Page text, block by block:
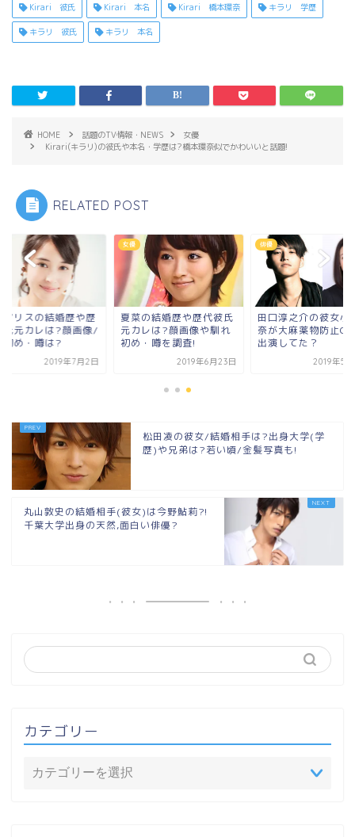
Kirari 彼氏 Kirari 本名 Kirari 橋本環奈 キラリ 学歴
キラリ 彼氏 キラリ 本名
HOME 話題のTV情報・NEWS
女優
Kirari(キラリ)の彼氏や本名・学歴は?橋本環奈似でかわいいと話題!
RELATED POST
アリスの結婚歴や歴
氏元カレは?顔画像/
初め・噂は?
2019年7月2日
女優
夏菜の結婚歴や歴代彼氏
元カレは?顔画像や馴れ
初め・噂を調査!
2019年6月23日
俳優
田口淳之介の彼女小
奈が大麻薬物防止
出演してた？
2019年5
松田凌の彼女/結婚相手は?出身大学(学
歴)や兄弟は?若い頃/金髪写真も!
丸山敦史の結婚相手(彼女)は今野鮎莉?!
千葉大学出身の天然,面白い俳優?
カテゴリー